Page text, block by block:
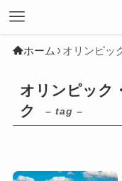
ホーム オリンピッ
オリンピック
ク
– tag –